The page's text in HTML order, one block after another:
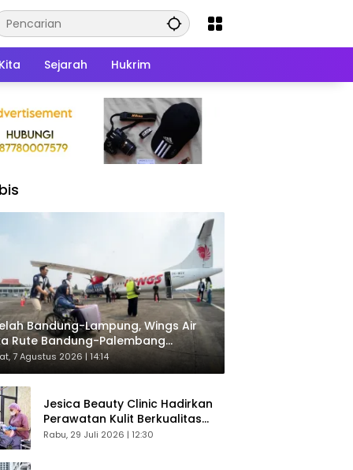
Sejarah Hukrim
Bandung-Lampung, Wings Air
Rute Bandung-Palembang
Langsung Penumpang
7 Agustus 2026 | 14:14
Jesica Beauty Clinic Hadirkan
Perawatan Kulit Berkualitas
Plus Konsultasi Gratis
Rabu, 29 Juli 2026 | 12:30